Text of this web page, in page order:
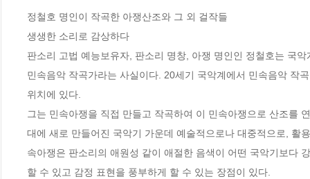
정철호 명인이 작곡한 아쟁산조와 그 외 걸작들
생생한 소리로 감상하다
판소리 고법 예능보유자, 판소리 명창, 아쟁 명인인 정철호는 국
민속음악 작곡가라는 사실이다. 20세기 국악계에서 민속음악 작
위치에 있다.
그는 민속아쟁을 직접 만들고 작곡하여 이 민속아쟁으로 산조를
대에 새로 만들어진 국악기 가운데 예술적으로나 대중적으로, 활
속아쟁은 판소리의 애원성 같이 애절한 음색이 어떤 국악기보다
할 수 있고 감정 표현을 풍부하게 할 수 있는 장점이 있다.